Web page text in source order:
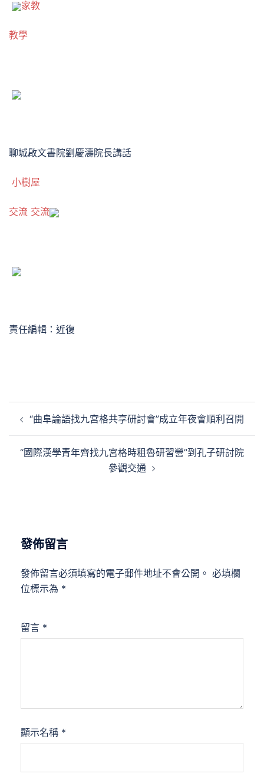
家教
教學
聊城啟文書院劉慶濤院長講話
小樹屋
交流 交流
責任編輯：近復
章 “曲阜論語找九宮格共享研討會”成立年夜會順利召開
“國際漢學青年齊找九宮格時租魯研習營”到孔子研討院
參觀交通
發佈留言
發佈留言必須填寫的電子郵件地址不會公開。 必填欄
位標示為 *
留言 *
顯示名稱 *